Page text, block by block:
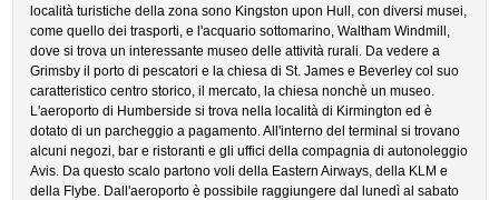
località turistiche della zona sono Kingston upon Hull, con diversi musei,
come quello dei trasporti, e l'acquario sottomarino, Waltham Windmill,
dove si trova un interessante museo delle attività rurali. Da vedere a
Grimsby il porto di pescatori e la chiesa di St. James e Beverley col suo
caratteristico centro storico, il mercato, la chiesa nonchè un museo.
L'aeroporto di Humberside si trova nella località di Kirmington ed è
dotato di un parcheggio a pagamento. All'interno del terminal si trovano
alcuni negozi, bar e ristoranti e gli uffici della compagnia di autonoleggio
Avis. Da questo scalo partono voli della Eastern Airways, della KLM e
della Flybe. Dall'aeroporto è possibile raggiungere dal lunedì al sabato